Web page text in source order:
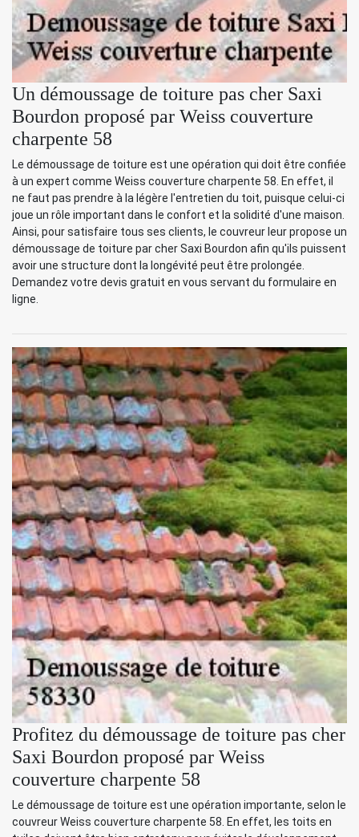
Un démoussage de toiture pas cher Saxi
Bourdon proposé par Weiss couverture
charpente 58
Le démoussage de toiture est une opération qui doit être confiée
à un expert comme Weiss couverture charpente 58. En effet, il
ne faut pas prendre à la légère l'entretien du toit, puisque celui-ci
joue un rôle important dans le confort et la solidité d'une maison.
Ainsi, pour satisfaire tous ses clients, le couvreur leur propose un
démoussage de toiture par cher Saxi Bourdon afin qu'ils puissent
avoir une structure dont la longévité peut être prolongée.
Demandez votre devis gratuit en vous servant du formulaire en
ligne.
Profitez du démoussage de toiture pas cher
Saxi Bourdon proposé par Weiss
couverture charpente 58
Le démoussage de toiture est une opération importante, selon le
couvreur Weiss couverture charpente 58. En effet, les toits en